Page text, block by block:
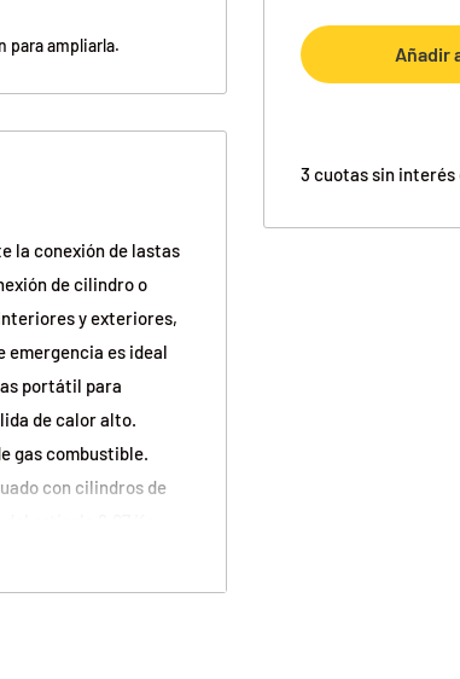
para ampliarla. Añadir
3 cuotas sin interés
la conexión de lastas
de cilindro o
y exteriores,
emergencia es ideal
portátil para
de calor alto.
gas combustible.
con cilindros de
baterías.
Legal de 6